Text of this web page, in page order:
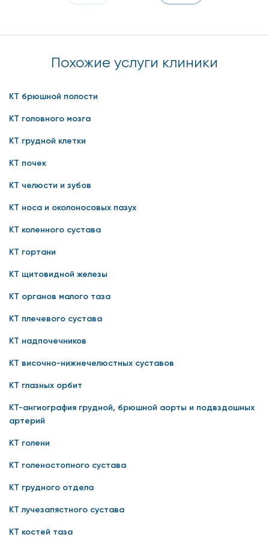
Похожие услуги клиники
КТ брюшной полости
КТ головного мозга
КТ грудной клетки
КТ почек
КТ челюсти и зубов
КТ носа и околоносовых пазух
КТ коленного сустава
КТ гортани
КТ щитовидной железы
КТ органов малого таза
КТ плечевого сустава
КТ надпочечников
КТ височно-нижнечелюстных суставов
КТ глазных орбит
КТ-ангиография грудной, брюшной аорты и подвздошных
артерий
КТ голени
КТ голеностопного сустава
КТ грудного отдела
КТ лучезапястного сустава
КТ костей таза